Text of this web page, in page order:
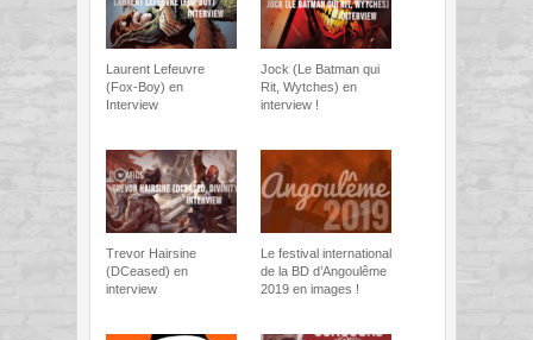
Laurent Lefeuvre
(Fox-Boy) en
Interview
Jock (Le Batman qui
Rit, Wytches) en
interview !
Trevor Hairsine
(DCeased) en
interview
Le festival international
de la BD d’Angoulême
2019 en images !